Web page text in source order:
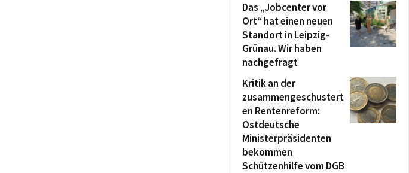
Das „Jobcenter vor
Ort“ hat einen neuen
Standort in Leipzig-
Grünau. Wir haben
nachgefragt
Kritik an der
zusammengeschustert
en Rentenreform:
Ostdeutsche
Ministerpräsidenten
bekommen
Schützenhilfe vom DGB